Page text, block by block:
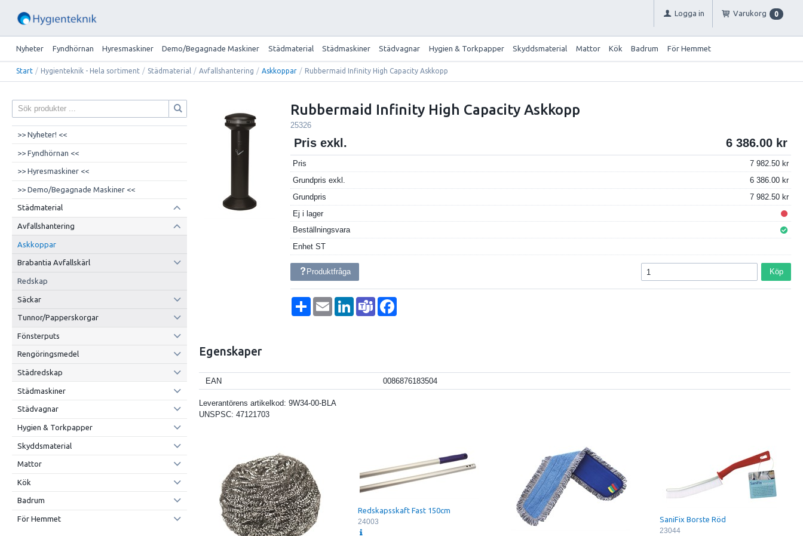
Logga in Varukorg 0
Nyheter Fyndhörnan Hyresmaskiner Demo/Begagnade Maskiner Städmaterial Städmaskiner Städvagnar Hygien & Torkpapper Skyddsmaterial Mattor Kök Badrum För Hemmet
Start / Hygienteknik - Hela sortiment / Städmaterial / Avfallshantering / Askkoppar / Rubbermaid Infinity High Capacity Askkopp
>> Nyheter! <<
>> Fyndhörnan <<
>> Hyresmaskiner <<
>> Demo/Begagnade Maskiner <<
Städmaterial
Avfallshantering
Askkoppar
Brabantia Avfallskärl
Redskap
Säckar
Tunnor/Papperskorgar
Fönsterputs
Rengöringsmedel
Städredskap
Städmaskiner
Städvagnar
Hygien & Torkpapper
Skyddsmaterial
Mattor
Kök
Badrum
För Hemmet
Rubbermaid Infinity High Capacity Askkopp
25326
Pris exkl. 6 386.00
Pris
7 982.50
Grundpris exkl.
6 386.00
Grundpris
7 982.50
Ej i lager
Beställningsvara
EnhetST
Produktfråga Köp
Dela Email LinkedInTeams
Egenskaper
EAN 0086876183504
Leverantörens artikelkod:9W34-00-BLA
UNSPSC:47121703
Redskapsskaft Fast 150cm
24003
SaniFix Borste Röd
23044